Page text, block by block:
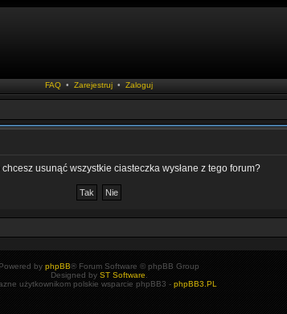
FAQ • Zarejestruj • Zaloguj
usunąć wszystkie ciasteczka wysłane z tego forum?
Powered by phpBB® Forum Software © phpBB Group
Designed by ST Software.
użytkownikom polskie wsparcie phpBB3 - phpBB3.PL